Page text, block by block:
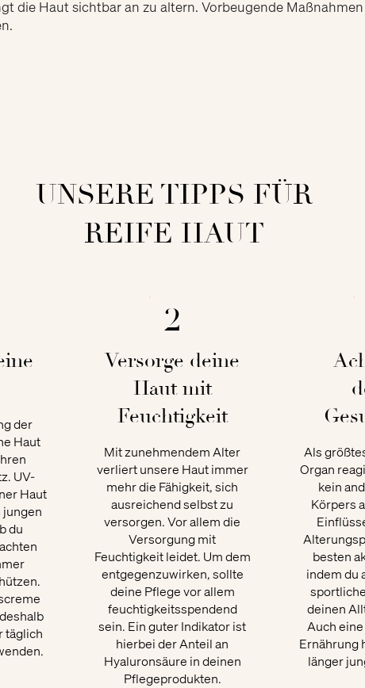
die Haut sichtbar an zu altern. Vorbeugende Maßnahmen
UNSERE TIPPS FÜR
REIFE HAUT
der
Haut
UV-
Haut
jungen
du
täglich
2
Versorge deine
Haut mit
Feuchtigkeit
​Mit zunehmendem Alter
verliert unsere Haut immer
mehr die Fähigkeit, sich
ausreichend selbst zu
versorgen. Vor allem die
Versorgung mit
Feuchtigkeit leidet. Um dem
entgegenzuwirken, sollte
deine Pflege vor allem
feuchtigkeitsspendend
sein. Ein guter Indikator ist
hierbei der Anteil an
Hyaluronsäure in deinen
Pflegeprodukten.​
Als
Organ
kein
Körpers
besten
indem du
deinen
Auch
Ernährung
länger